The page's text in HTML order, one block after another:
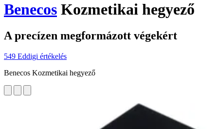
Benecos Kozmetikai hegyező
A precízen megformázott végekért
549 Eddigi értékelés
Benecos Kozmetikai hegyező